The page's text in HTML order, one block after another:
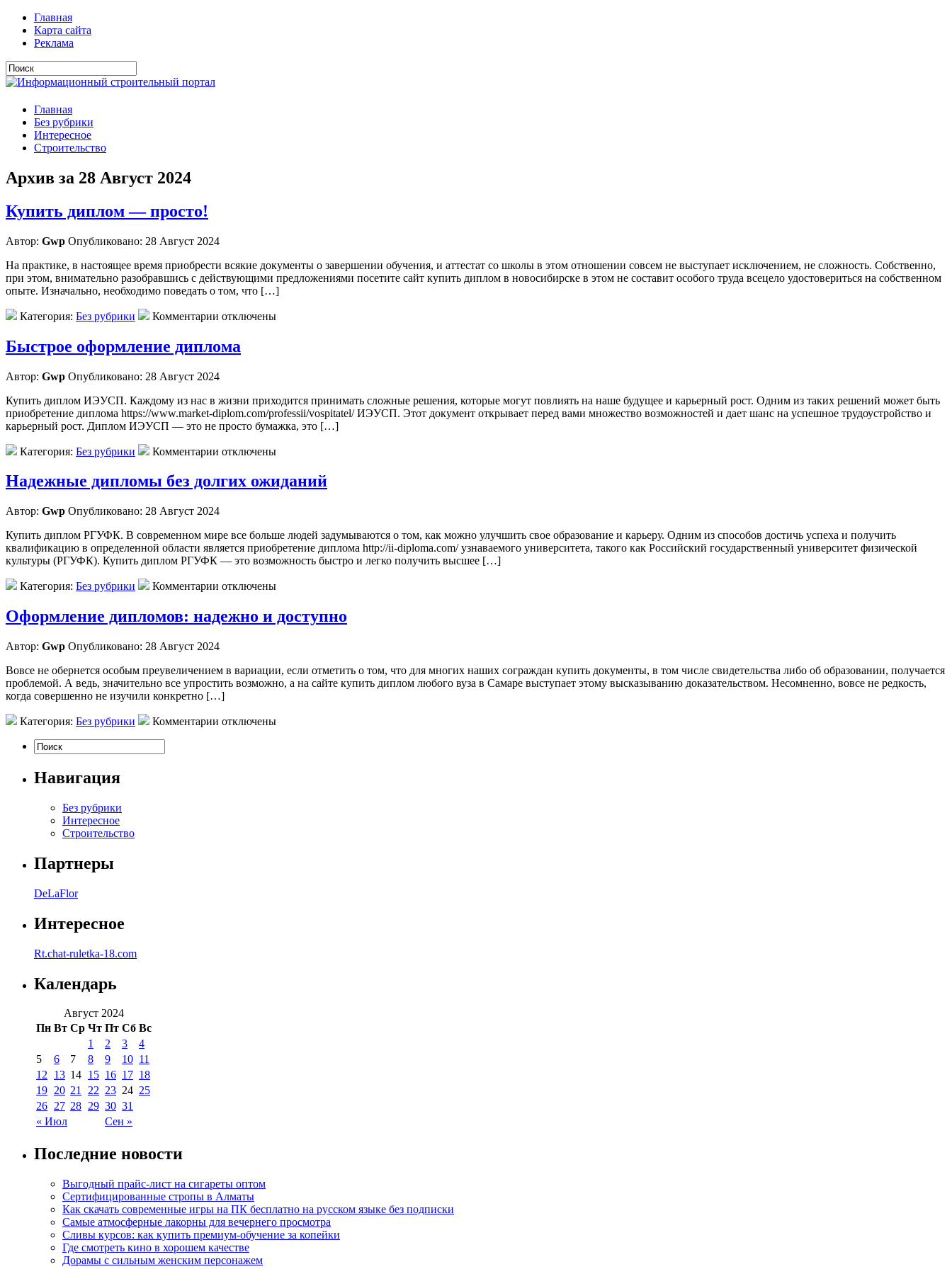
Главная
Карта сайта
Реклама
Главная
Без рубрики
Интересное
Строительство
Архив за 28 Август 2024
Купить диплом — просто!
Автор: Gwp Опубликовано: 28 Август 2024
На практике, в настоящее время приобрести всякие документы о завершении обучения, и аттестат со школы в этом отношении совсем не выступает исключением, не сложность. Собственно,
при этом, внимательно разобравшись с действующими предложениями посетите сайт купить диплом в новосибирске в этом не составит особого труда всецело удостовериться на собственном
опыте. Изначально, необходимо поведать о том, что […]
Категория: Без рубрики Комментарии отключены
Быстрое оформление диплома
Автор: Gwp Опубликовано: 28 Август 2024
Купить диплом ИЭУСП. Каждому из нас в жизни приходится принимать сложные решения, которые могут повлиять на наше будущее и карьерный рост. Одним из таких решений может быть
приобретение диплома https://www.market-diplom.com/professii/vospitatel/ ИЭУСП. Этот документ открывает перед вами множество возможностей и дает шанс на успешное трудоустройство и
карьерный рост. Диплом ИЭУСП — это не просто бумажка, это […]
Категория: Без рубрики Комментарии отключены
Надежные дипломы без долгих ожиданий
Автор: Gwp Опубликовано: 28 Август 2024
Купить диплом РГУФК. В современном мире все больше людей задумываются о том, как можно улучшить свое образование и карьеру. Одним из способов достичь успеха и получить
квалификацию в определенной области является приобретение диплома http://ii-diploma.com/ узнаваемого университета, такого как Российский государственный университет физической
культуры (РГУФК). Купить диплом РГУФК — это возможность быстро и легко получить высшее […]
Категория: Без рубрики Комментарии отключены
Оформление дипломов: надежно и доступно
Автор: Gwp Опубликовано: 28 Август 2024
Вовсе не обернется особым преувеличением в вариации, если отметить о том, что для многих наших сограждан купить документы, в том числе свидетельства либо об образовании, получается
проблемой. А ведь, значительно все упростить возможно, а на сайте купить диплом любого вуза в Самаре выступает этому высказыванию доказательством. Несомненно, вовсе не редкость,
когда совершенно не изучили конкретно […]
Категория: Без рубрики Комментарии отключены
Навигация
Без рубрики
Интересное
Строительство
Партнеры
DeLaFlor
Интересное
Rt.chat-ruletka-18.com
Календарь
Август 2024
Пн Вт Ср Чт Пт Сб Вс
« Июл Сен »
1 2 3
4
5
6 7 8 9 10 11
12 13 14 15 16 17 18
19 20 21 22 23 24 25
26 27 28 29 30 31
Последние новости
Выгодный прайс-лист на сигареты оптом
Сертифицированные стропы в Алматы
Как скачать современные игры на ПК бесплатно на русском языке без подписки
Самые атмосферные лакорны для вечернего просмотра
Сливы курсов: как купить премиум-обучение за копейки
Где смотреть кино в хорошем качестве
Дорамы с сильным женским персонажем